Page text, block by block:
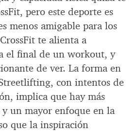
pero este deporte es
menos amigable para los
te alienta a
el final de un workout, y
de ver. La forma en
con intentos de
implica que hay más
un mayor enfoque en la
que la inspiración